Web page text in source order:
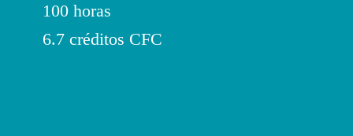
100 horas
6.7 créditos CFC